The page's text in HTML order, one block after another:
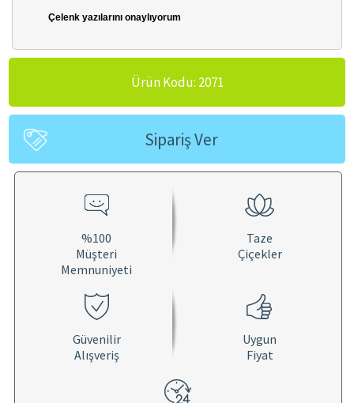
Çelenk yazılarını onaylıyorum
Ürün Kodu: 2071
Sipariş Ver
%100
Müşteri
Memnuniyeti
Taze
Çiçekler
Güvenilir
Alışveriş
Uygun
Fiyat